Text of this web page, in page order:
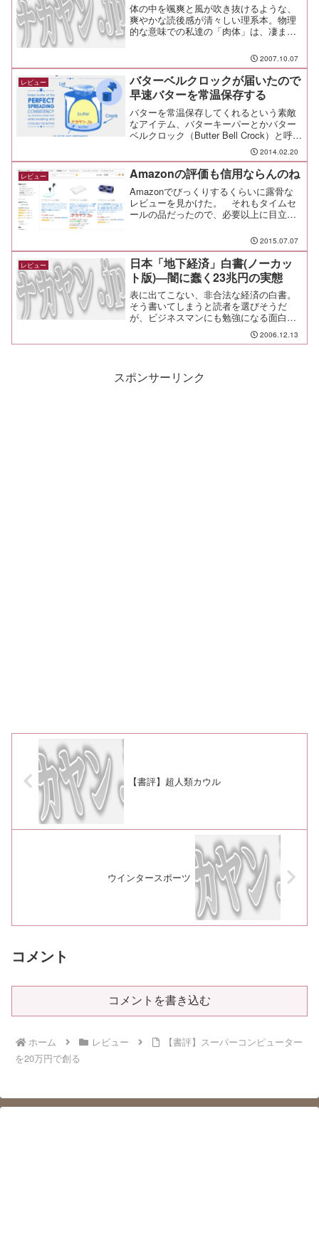
体の中を颯爽と風が吹き抜けるような、
爽やかな読後感が清々しい理系本。物理
的な意味での私達の「肉体」は、凄まじ
2007.10.07
レビュー
バターベルクロックが届いたので
早速バターを常温保存する
バターを常温保存してくれるという素敵
なアイテム、バターキーパーとかバター
ベルクロック（Butter Bell Crock）と呼ば
れるアイテムを買ったという話を書い
2014.02.20
レビュー Amazonの評価も信用ならんのね
Amazonでびっくりするくらいに露骨な
レビューを見かけた。 それもタイムセ
ールの品だったので、必要以上に目立っ
2015.07.07
レビュー
日本「地下経済」白書(ノーカッ
ト版)―闇に蠢く23兆円の実態
表に出てこない、非合法な経済の白書。
そう書いてしまうと読者を選びそうだ
が、ビジネスマンにも勉強になる面白い
2006.12.13
スポンサーリンク
【書評】超人類カウル
ウインタースポーツ
コメント
コメントを書き込む
ホーム レビュー
【書評】スーパーコンピューター
を20万円で創る